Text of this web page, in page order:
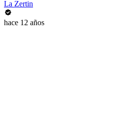
La Zertin
hace 12 años